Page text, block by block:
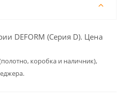
DEFORM (Серия D). Цена
коробка и наличник),